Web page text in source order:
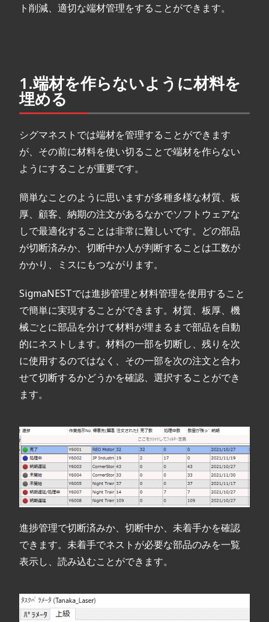
ト削減、適切な端材管理をすることができます。
1.端材を作らないように材料を
埋める
シグマネストでは端材を管理することができます
が、その前に材料を使い切ることで端材を作らない
ようにすることが重要です。
簡単なことのように思いますが多種多様な材質、板
厚、顧客、納期の注文があるなかでソフトウェアな
しで最適化することは非常に難しいです。どの部品
が切断済みか、切断中か人が判断することは工数が
かかり、ミスにもつながります。
SigmaNESTでは進捗管理と材料管理を使用すること
で簡単に実現することができます。材質、板厚、機
械ごとに部品を分けて材料が埋まるまで部品を自動
的にネストします。材料の一部を切断し、残りを次
に使用するのではなく、その一部を次の注文と合わ
せて切断するかどうかを確認、選択することができ
ます。
進捗管理で切断済みか、切断中か、未着手かを確認
できます。未着手でネストが必要な部品のみを一覧
表示し、読み込むことができます。